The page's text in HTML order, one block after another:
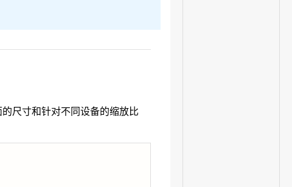
尺寸和针对不同设备的缩放比